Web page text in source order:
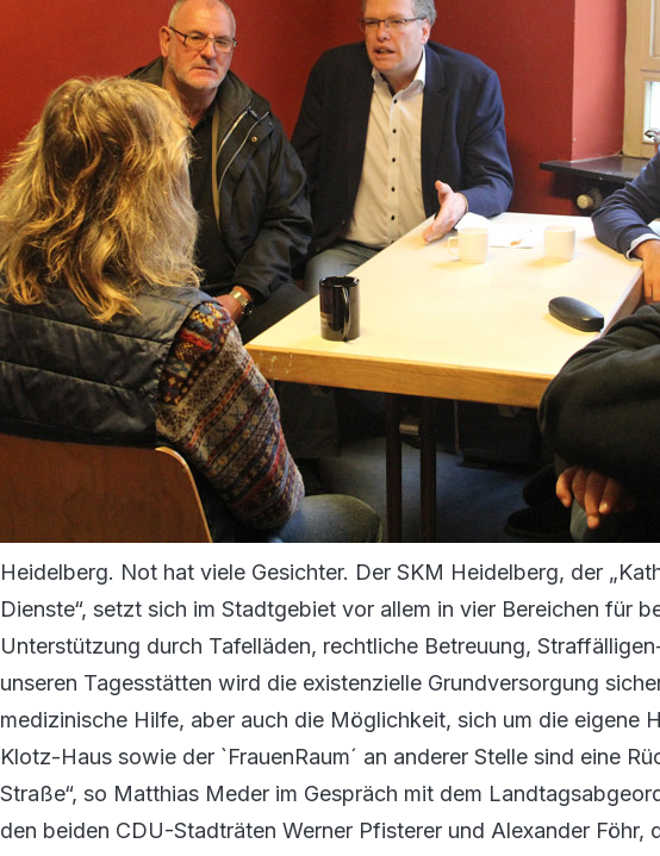
Heidelberg. Not hat viele Gesichter. Der SKM Heidelberg, der
Dienste“, setzt sich im Stadtgebiet vor allem in vier Bereichen für
Unterstützung durch Tafelläden, rechtliche Betreuung,
unseren Tagesstätten wird die existenzielle Grundversorgung
medizinische Hilfe, aber auch die Möglichkeit, sich um die eigene
Klotz-Haus sowie der `FrauenRaum´ an anderer Stelle sind eine
Straße“, so Matthias Meder im Gespräch mit dem
den beiden CDU-Stadträten Werner Pfisterer und Alexander Föhr,